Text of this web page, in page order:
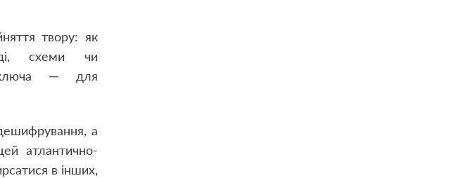
твору: як
схеми чи
ключа ─ для
а
атлантично-
в інших,